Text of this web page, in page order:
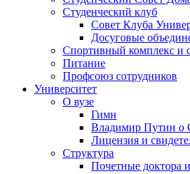
Студенческий клуб
Совет Клуба
Досуговые
Спортивный комплекс и
Питание
Профсоюз сотрудников
Университет
О вузе
Гимн
Владимир Путин
Лицензия и
Структура
Почетные доктора